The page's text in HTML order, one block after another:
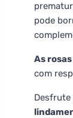
pode
As
com
Desfrute